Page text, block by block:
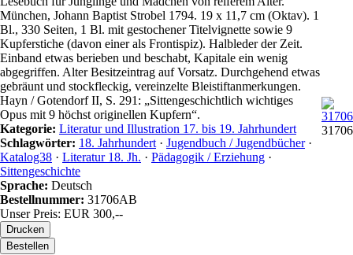
München, Johann Baptist Strobel 1794. 19 x 11,7 cm (Oktav). 1
Bl., 330 Seiten, 1 Bl. mit gestochener Titelvignette sowie 9
Kupferstiche (davon einer als Frontispiz). Halbleder der Zeit.
Einband etwas berieben und beschabt, Kapitale ein wenig
abgegriffen. Alter Besitzeintrag auf Vorsatz. Durchgehend etwas
gebräunt und stockfleckig, vereinzelte Bleistiftanmerkungen.
Hayn / Gotendorf II, S. 291: „Sittengeschichtlich wichtiges
Opus mit 9 höchst originellen Kupfern“.
Kategorie: Literatur und Illustration 17. bis 19. Jahrhundert
Schlagwörter: 18. Jahrhundert · Jugendbuch / Jugendbücher·
Katalog38 · Literatur 18. Jh. · Pädagogik / Erziehung ·
Sittengeschichte
Sprache: Deutsch
Bestellnummer: 31706AB
Unser Preis: EUR 300,--
31706